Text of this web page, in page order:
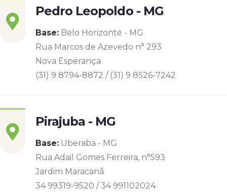
Pedro Leopoldo - MG
Base: Belo Horizonte - MG
Rua Marcos de Azevedo n° 293
Nova Esperança
(31) 9 8794-8872 / (31) 9 8526-7242
Pirajuba - MG
Base: Uberaba - MG
Rua Adail Gomes Ferreira, n°593
Jardim Maracanã
34 99319-9520 / 34 991102024